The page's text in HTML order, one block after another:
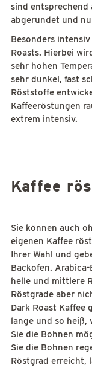
sind entsprechend
abgerundet und
Besonders
Roasts. Hierbei
sehr hohen
sehr dunkel, fast
Röststoffe
Kaffeeröstungen
extrem intensiv.
Kaffee
Sie können auch
eigenen Kaffee
Ihrer Wahl und
Backofen.
helle und mittlere
Röstgrade aber
Dark Roast Kaffee
lange und so heiß,
Sie die Bohnen
Sie die Bohnen
Röstgrad erreicht,